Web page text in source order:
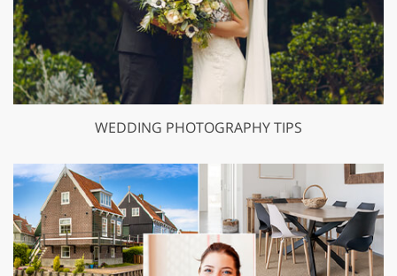
WEDDING PHOTOGRAPHY TIPS